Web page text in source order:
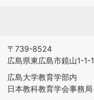
〒739-8524
広島県東広島市鏡山1-1-1
広島大学教育学部内
日本教科教育学会事務局